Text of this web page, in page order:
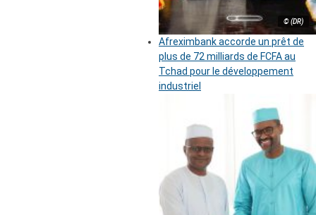
© (DR)
Afreximbank accorde un prêt de
plus de 72 milliards de FCFA au
Tchad pour le développement
industriel